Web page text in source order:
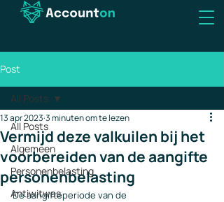
Post
All Posts
Algemeen
Personenbelasting
Antiwitwas
All Posts
Vermijd deze valkuilen bij het
voorbereiden van de aangifte
personenbelasting
13 apr 2023 3 minuten om te lezen
De aangifteperiode van de